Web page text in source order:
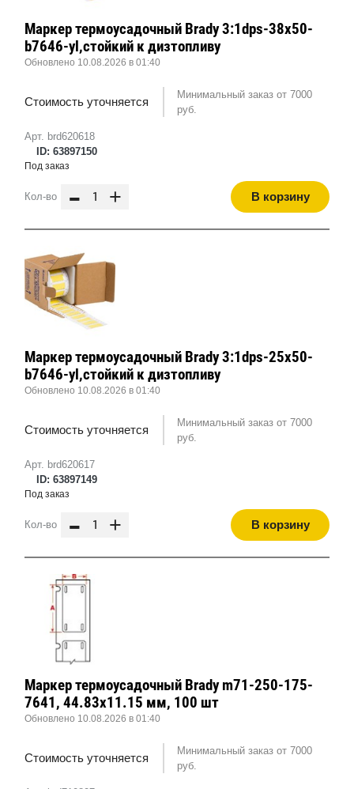
Арт. brd620618
ID: 63897150
Маркер термоусадочный Brady 3:1dps-38x50-
b7646-yl,стойкий к дизтопливу
Обновлено 10.08.2026 в 01:40
Стоимость уточняется
Минимальный заказ от 7000
руб.
Под заказ
Кол-во - + В корзину
Арт. brd620617
ID: 63897149
Маркер термоусадочный Brady 3:1dps-25x50-
b7646-yl,стойкий к дизтопливу
Обновлено 10.08.2026 в 01:40
Стоимость уточняется
Минимальный заказ от 7000
руб.
Под заказ
Кол-во - + В корзину
Маркер термоусадочный Brady m71-250-175-
7641, 44.83x11.15 мм, 100 шт
Обновлено 10.08.2026 в 01:40
Стоимость уточняется
Минимальный заказ от 7000
руб.